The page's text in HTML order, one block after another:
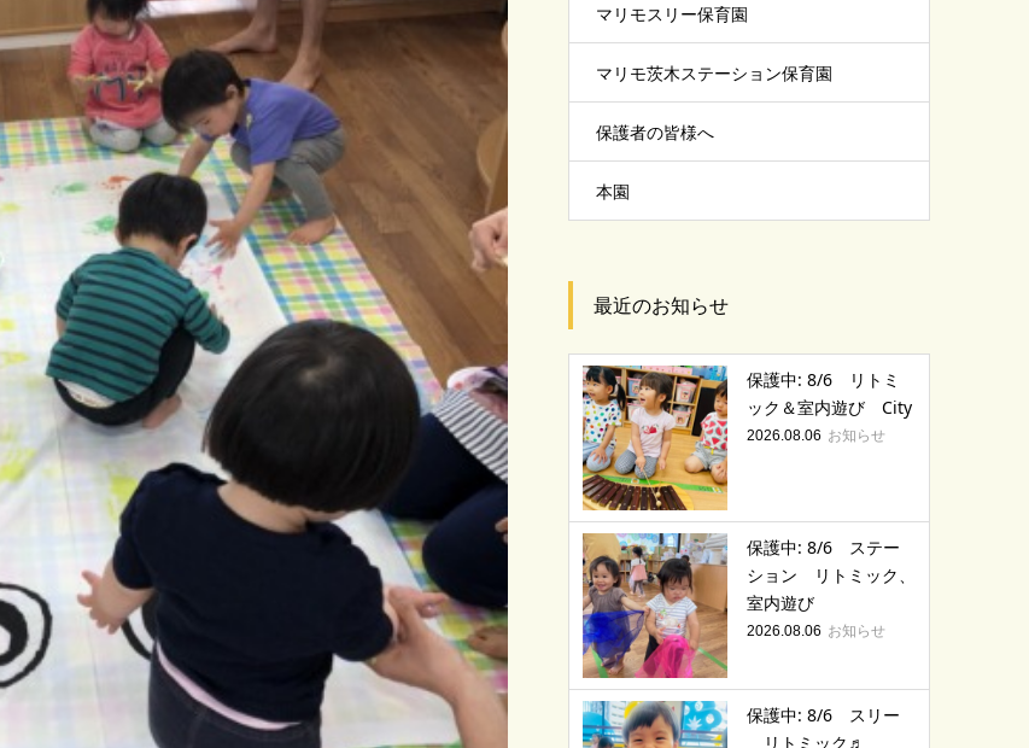
マリモスリー保育園
マリモ茨木ステーション保育園
保護者の皆様へ
本園
最近のお知らせ
保護中: 8/6 リトミ
ック＆室内遊び City
2026.08.06 お知らせ
保護中: 8/6 ステー
ション リトミック、
室内遊び
2026.08.06 お知らせ
保護中: 8/6 スリー
リトミック♬